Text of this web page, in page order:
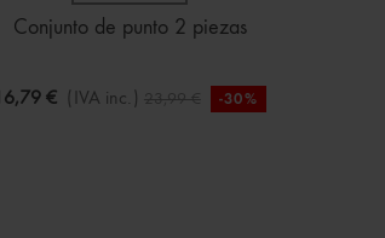
Conjunto de punto 2 piezas
16,79 € (IVA inc.) 23,99 € -30%